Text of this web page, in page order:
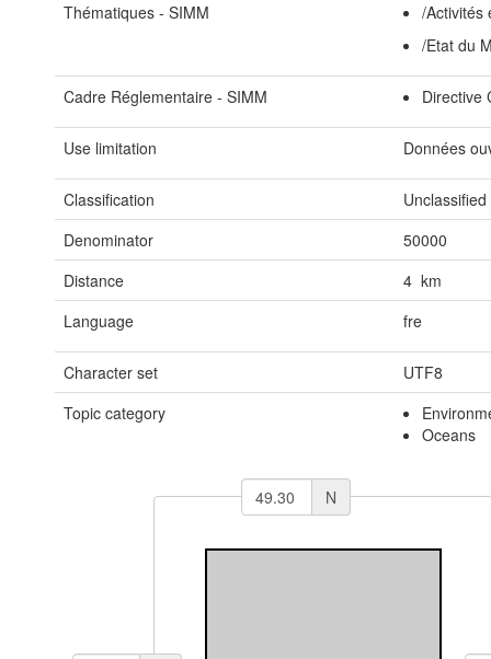
Thématiques - SIMM
/Activités
/Etat du
Cadre Réglementaire - SIMM Directive
Use limitation Données
Classification
Unclassified
Denominator
50000
Distance
4 km
Language
fre
Character set
UTF8
Topic category
Oceans
N